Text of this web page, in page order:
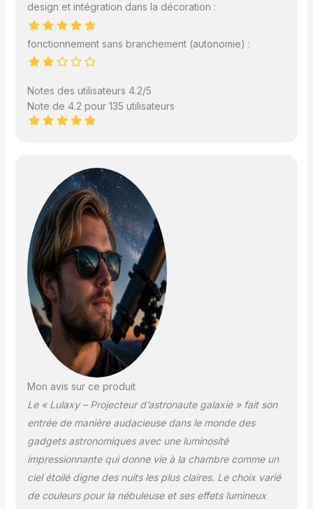
design et intégration dans la décoration :
fonctionnement sans branchement (autonomie) :
Notes des utilisateurs 4.2/5
Note de 4.2 pour 135 utilisateurs
Mon avis sur ce produit
Le « Lulaxy – Projecteur d’astronaute galaxie » fait son
entrée de manière audacieuse dans le monde des
gadgets astronomiques avec une luminosité
impressionnante qui donne vie à la chambre comme un
ciel étoilé digne des nuits les plus claires. Le choix varié
de couleurs pour la nébuleuse et ses effets lumineux